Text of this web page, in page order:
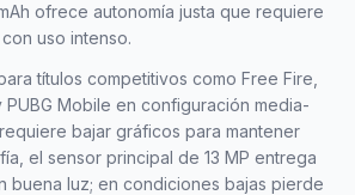
ofrece autonomía justa que requiere
uso intenso.
títulos competitivos como Free Fire,
Mobile en configuración media-
bajar gráficos para mantener
el sensor principal de 13 MP entrega
buena luz; en condiciones bajas pierde